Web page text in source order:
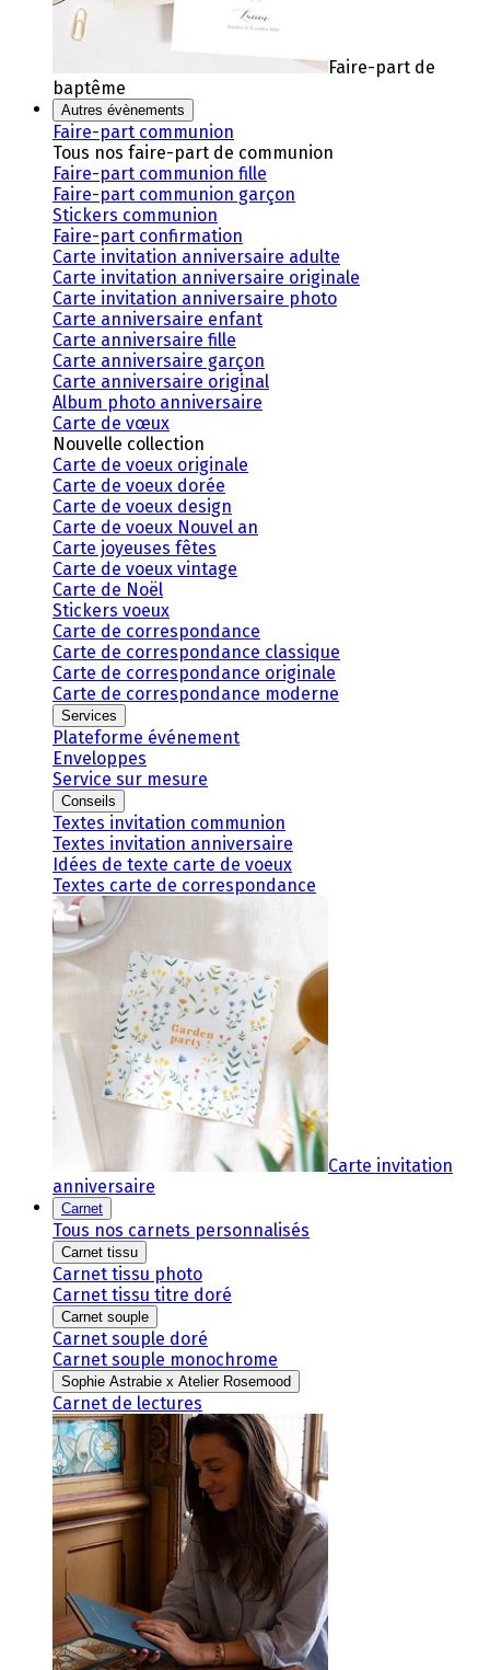
Faire-part de
baptême
Autres évènements
Faire-part communion
Tous nos faire-part de communion
Faire-part communion fille
Faire-part communion garçon
Stickers communion
Faire-part confirmation
Carte invitation anniversaire adulte
Carte invitation anniversaire originale
Carte invitation anniversaire photo
Carte anniversaire enfant
Carte anniversaire fille
Carte anniversaire garçon
Carte anniversaire original
Album photo anniversaire
Carte de vœux
Nouvelle collection
Carte de voeux originale
Carte de voeux dorée
Carte de voeux design
Carte de voeux Nouvel an
Carte joyeuses fêtes
Carte de voeux vintage
Carte de Noël
Stickers voeux
Carte de correspondance
Carte de correspondance classique
Carte de correspondance originale
Carte de correspondance moderne
Services
Plateforme événement
Enveloppes
Service sur mesure
Conseils
Textes invitation communion
Textes invitation anniversaire
Idées de texte carte de voeux
Textes carte de correspondance
Carte invitation
anniversaire
Carnet
Tous nos carnets personnalisés
Carnet tissu
Carnet tissu photo
Carnet tissu titre doré
Carnet souple
Carnet souple doré
Carnet souple monochrome
Sophie Astrabie x Atelier Rosemood
Carnet de lectures